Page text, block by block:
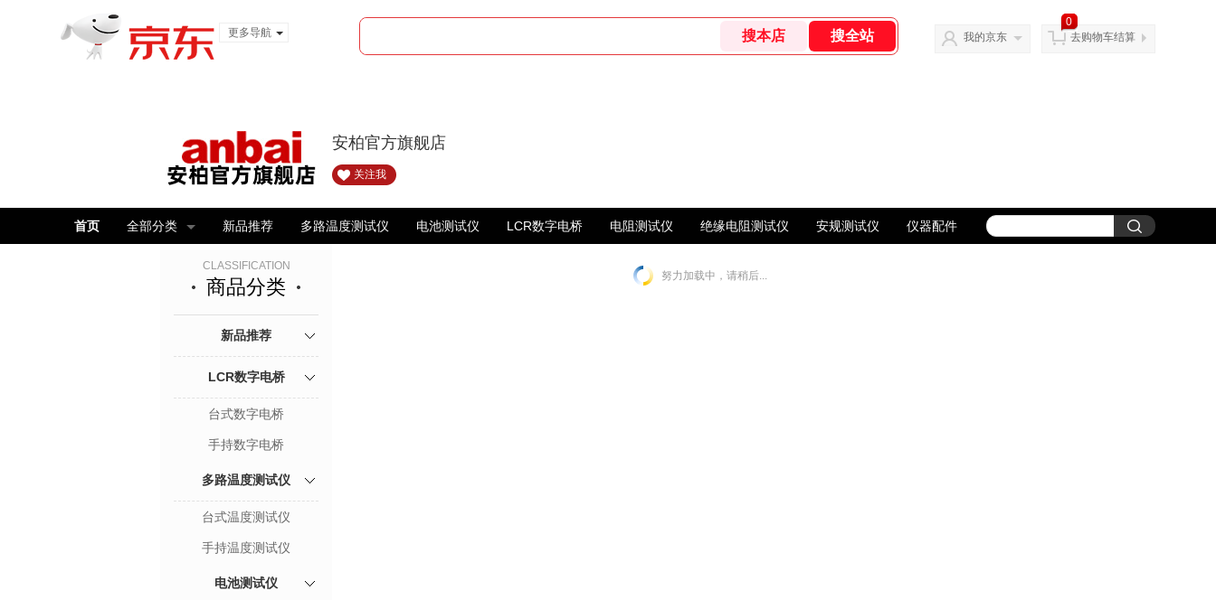
更多导航
我的京东
0
去购物车结算
安柏官方旗舰店
关注我
首页 全部分类 新品推荐 多路温度测试仪 电池测试仪 LCR数字电桥 电阻测试仪 绝缘电阻测试仪 安规测试仪 仪器配件
CLASSIFICATION
商品分类
新品推荐
LCR数字电桥
台式数字电桥
手持数字电桥
多路温度测试仪
台式温度测试仪
手持温度测试仪
电池测试仪
努力加载中，请稍后...